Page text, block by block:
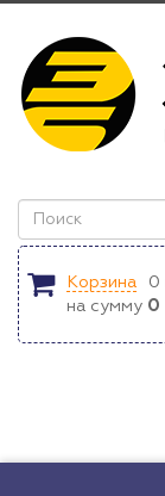
Корзина 0
на сумму 0